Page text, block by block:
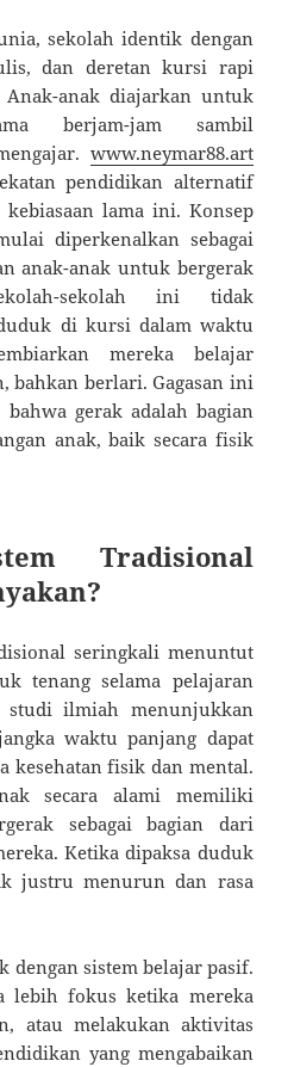
sekolah identik dengan
dan deretan kursi rapi
Anak-anak diajarkan untuk
berjam-jam sambil
www.neymar88.art
pendidikan alternatif
kebiasaan lama ini. Konsep
diperkenalkan sebagai
anak-anak untuk bergerak
sekolah ini tidak
di kursi dalam waktu
mereka belajar
bahkan berlari. Gagasan ini
gerak adalah bagian
anak, baik secara fisik
Tradisional
seringkali menuntut
tenang selama pelajaran
studi ilmiah menunjukkan
waktu panjang dapat
kesehatan fisik dan mental.
secara alami memiliki
sebagai bagian dari
Ketika dipaksa duduk
justru menurun dan rasa
dengan sistem belajar pasif.
lebih fokus ketika mereka
atau melakukan aktivitas
yang mengabaikan